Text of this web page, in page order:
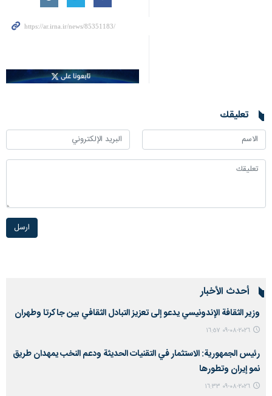
تعليقك
ارسل
أحدث الأخبار
وزير الثقافة الإندونيسي يدعو إلى تعزيز التبادل الثقافي بين جاكرتا وطهران
٢٠٢٦-٠٨-٠٩ ١٦:٥٧
رئيس الجمهورية: الاستثمار في التقنيات الحديثة ودعم النخب يمهدان طريق
نمو إيران وتطورها
٢٠٢٦-٠٨-٠٩ ١٦:٣٣